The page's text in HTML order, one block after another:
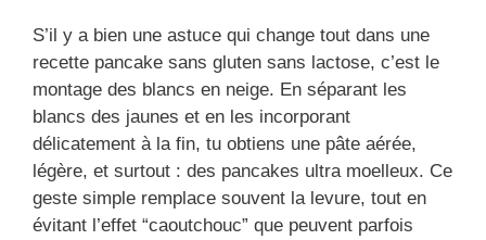
S’il y a bien une astuce qui change tout dans une
recette pancake sans gluten sans lactose, c’est le
montage des blancs en neige. En séparant les
blancs des jaunes et en les incorporant
délicatement à la fin, tu obtiens une pâte aérée,
légère, et surtout : des pancakes ultra moelleux. Ce
geste simple remplace souvent la levure, tout en
évitant l’effet “caoutchouc” que peuvent parfois